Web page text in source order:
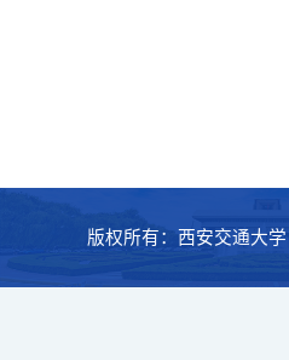
版权所有：西安交通大